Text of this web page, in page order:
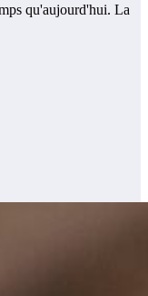
qu'aujourd'hui. La